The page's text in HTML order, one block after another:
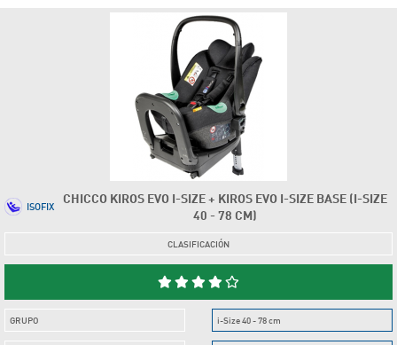
CHICCO KIROS EVO I-SIZE + KIROS EVO I-SIZE BASE (I-SIZE
40 - 78 CM)
ISOFIX
CLASIFICACIÓN
GRUPO i-Size 40 - 78 cm